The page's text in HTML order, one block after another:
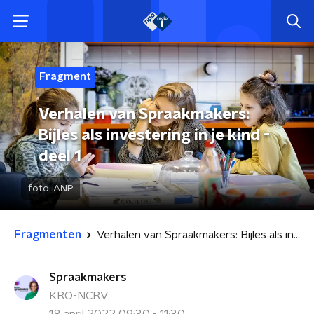
Fragment
Verhalen van Spraakmakers:
Bijles als investering in je kind -
deel 1
foto: ANP
Fragmenten Verhalen van Spraakmakers: Bijles als investering in je kind - deel 1
Spraakmakers
KRO-NCRV